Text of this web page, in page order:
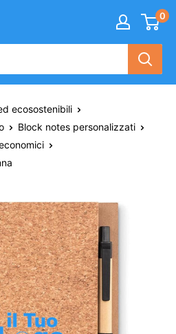
0
ecosostenibili
Block notes personalizzati